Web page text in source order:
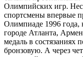
Олимпийских игр.
спортсмены впервые
Олимпиаде 1996 года,
городе Атланта,
медаль в состязаниях
бронзовую. А через